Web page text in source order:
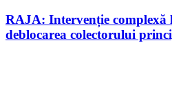
RAJA: Intervenție
deblocarea colectorului